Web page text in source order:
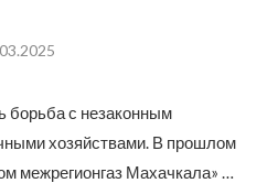
борьба с незаконным
хозяйствами. В прошлом
межрегионгаз Махачкала» …